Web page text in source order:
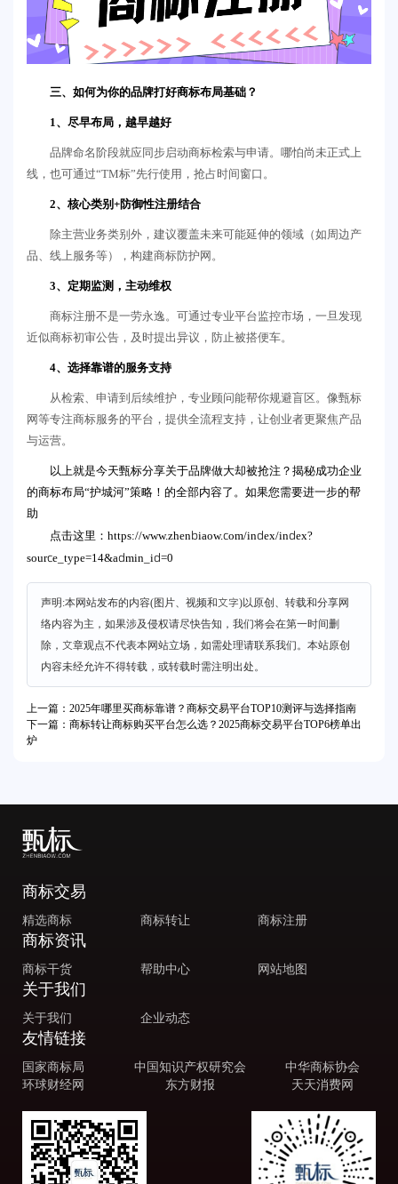
三、 如何为你的品牌打好商标布局基础？
1、尽早布局，越早越好
品牌命名阶段就应同步启动商标检索与申请。哪怕尚未正式上
线，也可通过“TM标”先行使用，抢占时间窗口。
2、核心类别+防御性注册结合
除主营业务类别外，建议覆盖未来可能延伸的领域（如周边产
品、线上服务等），构建商标防护网。
3、定期监测，主动维权
商标注册不是一劳永逸。可通过专业平台监控市场，一旦发现
近似商标初审公告，及时提出异议，防止被搭便车。
4、选择靠谱的服务支持
从检索、申请到后续维护，专业顾问能帮你规避盲区。像甄标
网等专注商标服务的平台，提供全流程支持，让创业者更聚焦产品
与运营。
以上就是今天甄标分享关于品牌做大却被抢注？揭秘成功企业
的商标布局“护城河”策略！的全部内容了。如果您需要进一步的帮
助
点击这里： https://www.zhenbiaow.com/index/index?
source_type=14&admin_id=0
声明:本网站发布的内容(图片、视频和文字)以原创、转载和分享网
络内容为主，如果涉及侵权请尽快告知，我们将会在第一时间删
除，文章观点不代表本网站立场，如需处理请联系我们。本站原创
内容未经允许不得转载，或转载时需注明出处。
上一篇：2025年哪里买商标靠谱？商标交易平台TOP10测评与选择指南
下一篇：商标转让商标购买平台怎么选？2025商标交易平台TOP6榜单出
炉
商标交易
精选商标 商标转让 商标注册
商标资讯
商标干货 帮助中心 网站地图
关于我们
关于我们 企业动态
友情链接
国家商标局 中国知识产权研究会
中华商标协会
环球财经网
东方财报 天天消费网